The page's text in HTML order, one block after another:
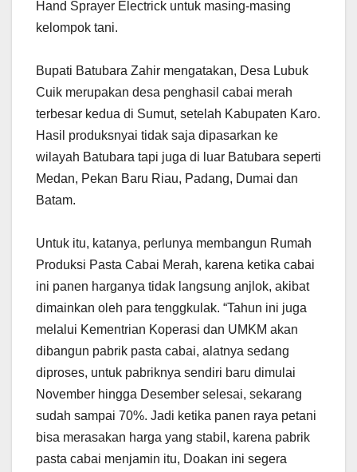
Hand Sprayer Electrick untuk masing-masing
kelompok tani.
Bupati Batubara Zahir mengatakan, Desa Lubuk
Cuik merupakan desa penghasil cabai merah
terbesar kedua di Sumut, setelah Kabupaten Karo.
Hasil produksnyai tidak saja dipasarkan ke
wilayah Batubara tapi juga di luar Batubara seperti
Medan, Pekan Baru Riau, Padang, Dumai dan
Batam.
Untuk itu, katanya, perlunya membangun Rumah
Produksi Pasta Cabai Merah, karena ketika cabai
ini panen harganya tidak langsung anjlok, akibat
dimainkan oleh para tenggkulak. “Tahun ini juga
melalui Kementrian Koperasi dan UMKM akan
dibangun pabrik pasta cabai, alatnya sedang
diproses, untuk pabriknya sendiri baru dimulai
November hingga Desember selesai, sekarang
sudah sampai 70%. Jadi ketika panen raya petani
bisa merasakan harga yang stabil, karena pabrik
pasta cabai menjamin itu, Doakan ini segera